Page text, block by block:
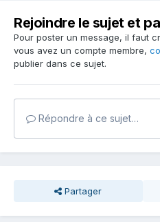
Rejoindre le sujet et
Pour poster un message, il faut
vous avez un compte membre,
publier dans ce sujet.
Répondre à ce sujet…
Partager